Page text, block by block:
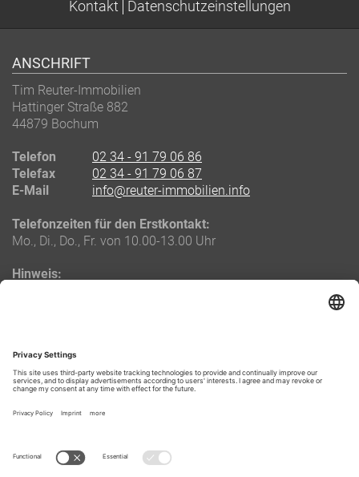
Kontakt
Datenschutzeinstellungen
ANSCHRIFT
Tim Reuter-Immobilien
Hattinger Straße 882
44879 Bochum
Telefon
02 34 - 91 79 06 86
Telefax
02 34 - 91 79 06 87
E-Mail
info@reuter-immobilien.info
Telefonzeiten für den Erstkontakt:
Mo., Di., Do., Fr. von 10.00-13.00 Uhr
Hinweis:
Die oben genannten Telefonzeiten gelten ausschließlich für
LAGE & ROUTENPLANUNG
Routenplanung zu uns